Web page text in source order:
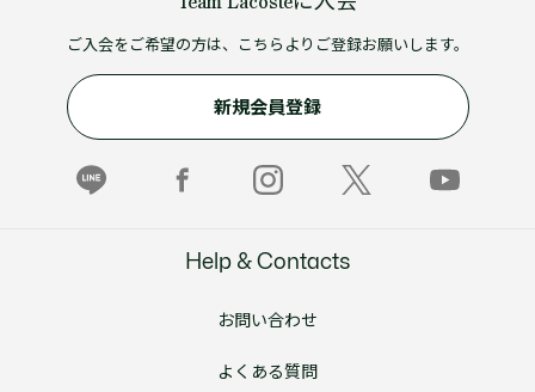
ご入会をご希望の方は、こちらよりご登録お願いします。
新規会員登録
Help & Contacts
お問い合わせ
よくある質問